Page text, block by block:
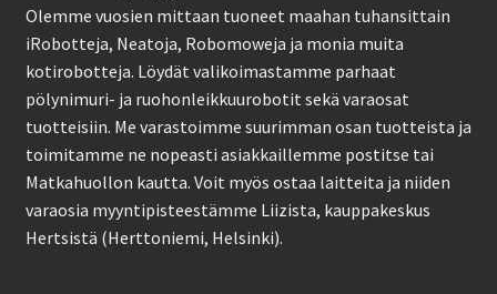
Olemme vuosien mittaan tuoneet maahan tuhansittain
iRobotteja, Neatoja, Robomoweja ja monia muita
kotirobotteja. Löydät valikoimastamme parhaat
pölynimuri- ja ruohonleikkuurobotit sekä varaosat
tuotteisiin. Me varastoimme suurimman osan tuotteista ja
toimitamme ne nopeasti asiakkaillemme postitse tai
Matkahuollon kautta. Voit myös ostaa laitteita ja niiden
varaosia myyntipisteestämme Liizista, kauppakeskus
Hertsistä (Herttoniemi, Helsinki).